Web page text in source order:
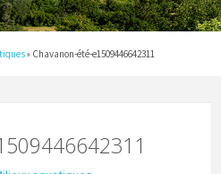
» Chavanon-été-e1509446642311